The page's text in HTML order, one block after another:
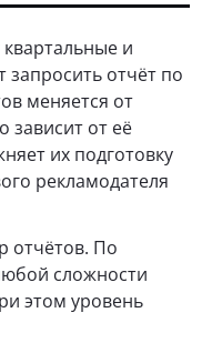
и
запросить отчёт по
меняется от
зависит от её
их подготовку
рекламодателя
отчётов. По
сложности
этом уровень